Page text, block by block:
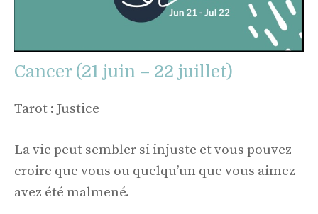
Cancer (21 juin – 22 juillet)
Tarot : Justice
La vie peut sembler si injuste et vous pouvez
croire que vous ou quelqu’un que vous aimez
avez été malmené.